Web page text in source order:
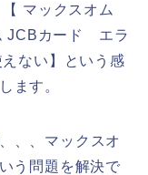
マックスオム
JCBカード エラ
ない】という感
ます。
、、マックスオ
う問題を解決で